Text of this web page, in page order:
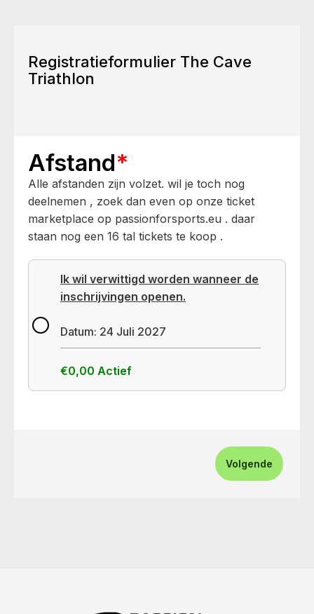
Registratieformulier The Cave
Triathlon
Afstand*
Alle afstanden zijn volzet. wil je toch nog
deelnemen , zoek dan even op onze ticket
marketplace op passionforsports.eu . daar
staan nog een 16 tal tickets te koop .
Ik wil verwittigd worden wanneer de
inschrijvingen openen.
Datum: 24 Juli 2027
€0,00 Actief
Volgende